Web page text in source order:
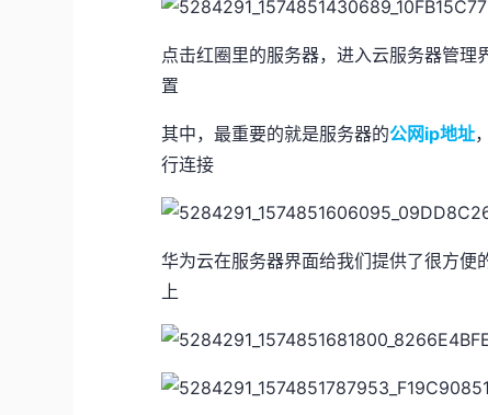
点击红圈里的服务器，进入云服务器管
置
其中，最重要的就是服务器的公网ip地址
行连接
华为云在服务器界面给我们提供了很方
上